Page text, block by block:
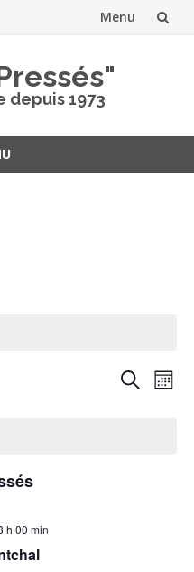
Menu
depuis 1973
Recherche
de
Mois
h 00 min